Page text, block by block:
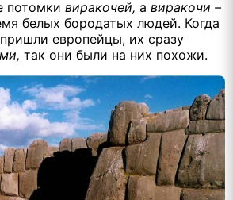
потомки виракочей, а виракочи –
белых бородатых людей. Когда
европейцы, их сразу
так они были на них похожи.